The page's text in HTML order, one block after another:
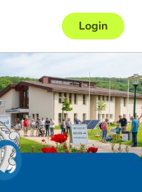
Login